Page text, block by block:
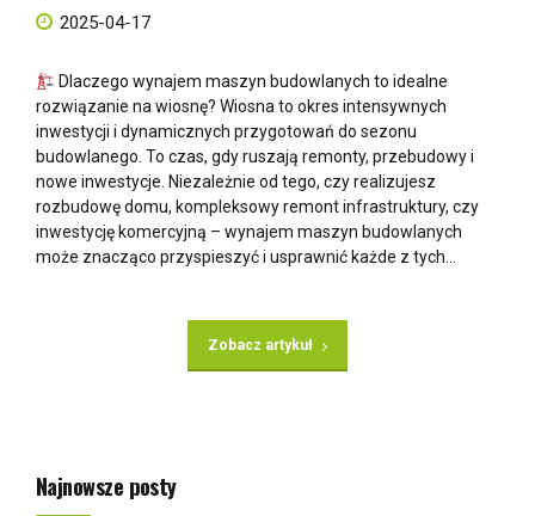
2025-04-17
Dlaczego wynajem maszyn budowlanych to idealne
rozwiązanie na wiosnę? Wiosna to okres intensywnych
inwestycji i dynamicznych przygotowań do sezonu
budowlanego. To czas, gdy ruszają remonty, przebudowy i
nowe inwestycje. Niezależnie od tego, czy realizujesz
rozbudowę domu, kompleksowy remont infrastruktury, czy
inwestycję komercyjną – wynajem maszyn budowlanych
może znacząco przyspieszyć i usprawnić każde z tych...
Zobacz artykuł
Najnowsze posty